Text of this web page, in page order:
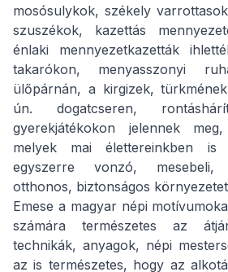
mosósulykok, székely
szuszékok, kazettás
énlaki mennyezetkazetták
takarókon, menyasszonyi
ülőpárnán, a kirgizek,
ún. dogatcseren,
gyerekjátékokon jelennek
melyek mai élettereinkben is
egyszerre vonzó, mesebeli,
otthonos, biztonságos
Emese a magyar népi
számára természetes az
technikák, anyagok, népi
az is természetes, hogy az